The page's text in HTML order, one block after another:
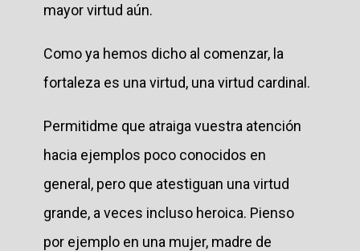
mayor virtud aún.
Como ya hemos dicho al comenzar, la
fortaleza es una virtud, una virtud cardinal.
Permitidme que atraiga vuestra atención
hacia ejemplos poco conocidos en
general, pero que atestiguan una virtud
grande, a veces incluso heroica. Pienso
por ejemplo en una mujer, madre de